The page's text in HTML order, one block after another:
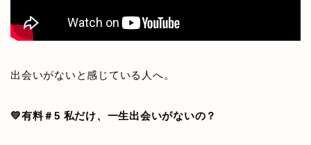
出会いがないと感じている人へ。
💛有料＃5 私だけ、一生出会いがないの？